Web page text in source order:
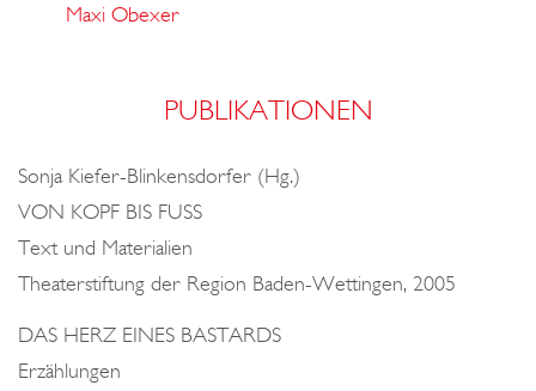
Maxi Obexer
PUBLIKATIONEN
Sonja Kiefer-Blinkensdorfer (Hg.)
VON KOPF BIS FUSS
Text und Materialien
Theaterstiftung der Region Baden-Wettingen, 2005
DAS HERZ EINES BASTARDS
Erzählungen